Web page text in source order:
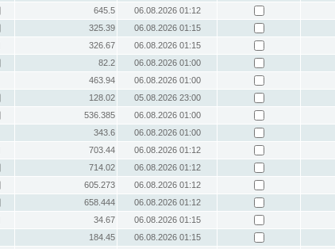
645.5
06.08.2026 01:12
325.39
06.08.2026 01:15
326.67
06.08.2026 01:15
82.2
06.08.2026 01:00
463.94
06.08.2026 01:00
128.02
05.08.2026 23:00
536.385
06.08.2026 01:00
343.6
06.08.2026 01:00
703.44
06.08.2026 01:12
714.02
06.08.2026 01:12
605.273
06.08.2026 01:12
658.444
06.08.2026 01:12
34.67
06.08.2026 01:15
184.45
06.08.2026 01:15